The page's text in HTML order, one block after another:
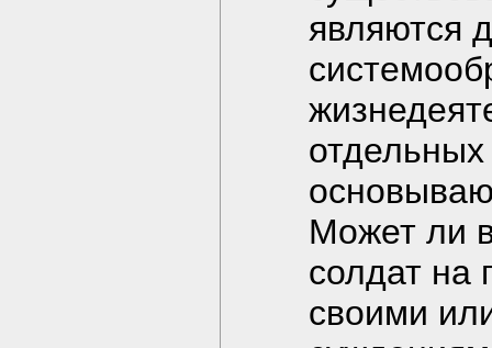
являются
Может ли
солдат на
своими